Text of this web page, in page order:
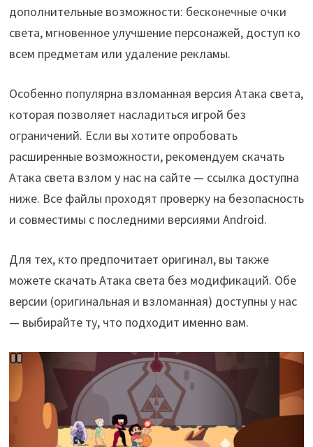
дополнительные возможности: бесконечные очки
света, мгновенное улучшение персонажей, доступ ко
всем предметам или удаление рекламы.
Особенно популярна взломанная версия Атака света,
которая позволяет насладиться игрой без
ограничений. Если вы хотите опробовать
расширенные возможности, рекомендуем скачать
Атака света взлом у нас на сайте — ссылка доступна
ниже. Все файлы проходят проверку на безопасность
и совместимы с последними версиями Android.
Для тех, кто предпочитает оригинал, вы также
можете скачать Атака света без модификаций. Обе
версии (оригинальная и взломанная) доступны у нас
— выбирайте ту, что подходит именно вам.